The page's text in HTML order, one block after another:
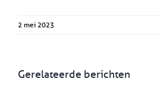
2 mei 2023
Gerelateerde berichten